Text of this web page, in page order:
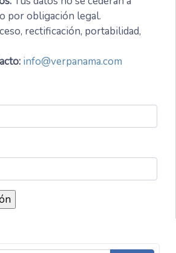
por obligación legal.
rectificación, portabilidad,
info@verpanama.com